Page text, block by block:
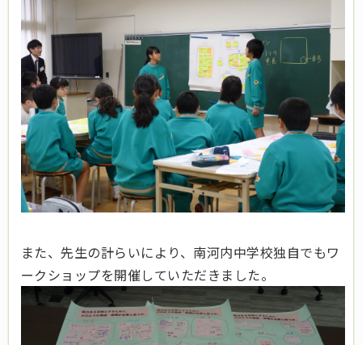
また、先生の計らいにより、南河内中学校独自でもワ
ークショップを開催していただきました。